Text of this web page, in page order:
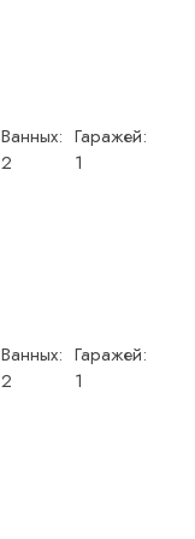
Ванных:
2
Гаражей:
1
Ванных:
2
Гаражей:
1